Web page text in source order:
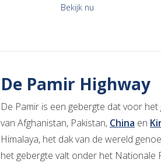
Bekijk nu
De Pamir Highway
De Pamir is een gebergte dat voor
van Afghanistan, Pakistan, China en
Himalaya, het dak van de wereld
het gebergte valt onder het Nationale